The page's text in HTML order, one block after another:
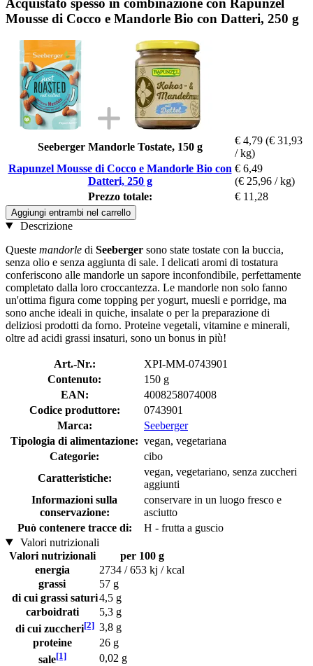
Acquistato spesso in combinazione con Rapunzel
Mousse di Cocco e Mandorle Bio con Datteri, 250 g
Seeberger Mandorle Tostate, 150 g
€ 4,79 (€ 31,93
/ kg)
Rapunzel Mousse di Cocco e Mandorle Bio con
Datteri, 250 g
€ 6,49
(€ 25,96 / kg)
Prezzo totale:
€ 11,28
Aggiungi entrambi nel carrello
Descrizione
Queste mandorle di Seeberger sono state tostate con la buccia,
senza olio e senza aggiunta di sale. I delicati aromi di tostatura
conferiscono alle mandorle un sapore inconfondibile, perfettamente
completato dalla loro croccantezza. Le mandorle non solo fanno
un'ottima figura come topping per yogurt, muesli e porridge, ma
sono anche ideali in quiche, insalate o per la preparazione di
deliziosi prodotti da forno. Proteine vegetali, vitamine e minerali,
oltre ad acidi grassi insaturi, sono un bonus in più!
Art.-Nr.:
XPI-MM-0743901
Contenuto:
150 g
EAN:
4008258074008
Codice produttore:
0743901
Marca:
Seeberger
Tipologia di alimentazione: vegan, vegetariana
Categorie:
cibo
Caratteristiche:
vegan, vegetariano, senza zuccheri
aggiunti
Informazioni sulla
conservazione:
conservare in un luogo fresco e
asciutto
Può contenere tracce di:
H - frutta a guscio
Valori nutrizionali
Valori nutrizionali
per 100 g
energia
2734 / 653 kj / kcal
grassi
57 g
di cui grassi saturi4,5 g
carboidrati
5,3 g
di cui zuccheri[2] 3,8 g
proteine
26 g
sale[1] 0,02 g